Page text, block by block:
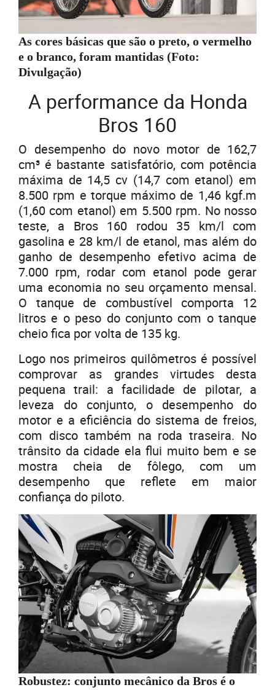
As cores básicas que são o preto, o vermelho
e o branco, foram mantidas (Foto:
Divulgação)
A performance da Honda
Bros 160
O desempenho do novo motor de 162,7
cm³ é bastante satisfatório, com potência
máxima de 14,5 cv (14,7 com etanol) em
8.500 rpm e torque máximo de 1,46 kgf.m
(1,60 com etanol) em 5.500 rpm. No nosso
teste, a Bros 160 rodou 35 km/l com
gasolina e 28 km/l de etanol, mas além do
ganho de desempenho efetivo acima de
7.000 rpm, rodar com etanol pode gerar
uma economia no seu orçamento mensal.
O tanque de combustível comporta 12
litros e o peso do conjunto com o tanque
cheio fica por volta de 135 kg.
Logo nos primeiros quilômetros é possível
comprovar as grandes virtudes desta
pequena trail: a facilidade de pilotar, a
leveza do conjunto, o desempenho do
motor e a eficiência do sistema de freios,
com disco também na roda traseira. No
trânsito da cidade ela flui muito bem e se
mostra cheia de fôlego, com um
desempenho que reflete em maior
confiança do piloto.
Robustez: conjunto mecânico da Bros é o